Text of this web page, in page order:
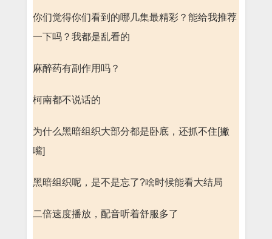
你们觉得你们看到的哪几集最精彩？能给我推荐
一下吗？我都是乱看的
麻醉药有副作用吗？
柯南都不说话的
为什么黑暗组织大部分都是卧底，还抓不住[撇
嘴]
黑暗组织呢，是不是忘了?啥时候能看大结局
二倍速度播放，配音听着舒服多了